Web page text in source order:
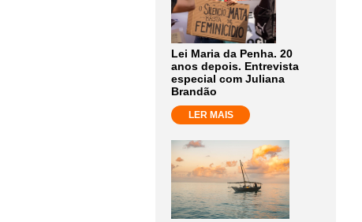
Lei Maria da Penha. 20
anos depois. Entrevista
especial com Juliana
Brandão
LER MAIS